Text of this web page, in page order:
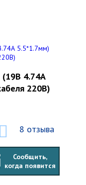
(19В 4.74А
220В)
8 отзыва
Сообщить,
когда появится